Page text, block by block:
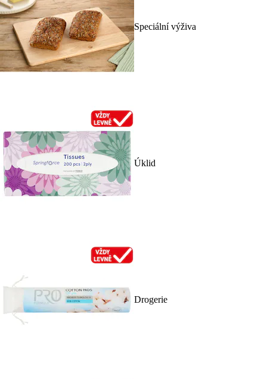
Speciální výživa
Úklid
Drogerie